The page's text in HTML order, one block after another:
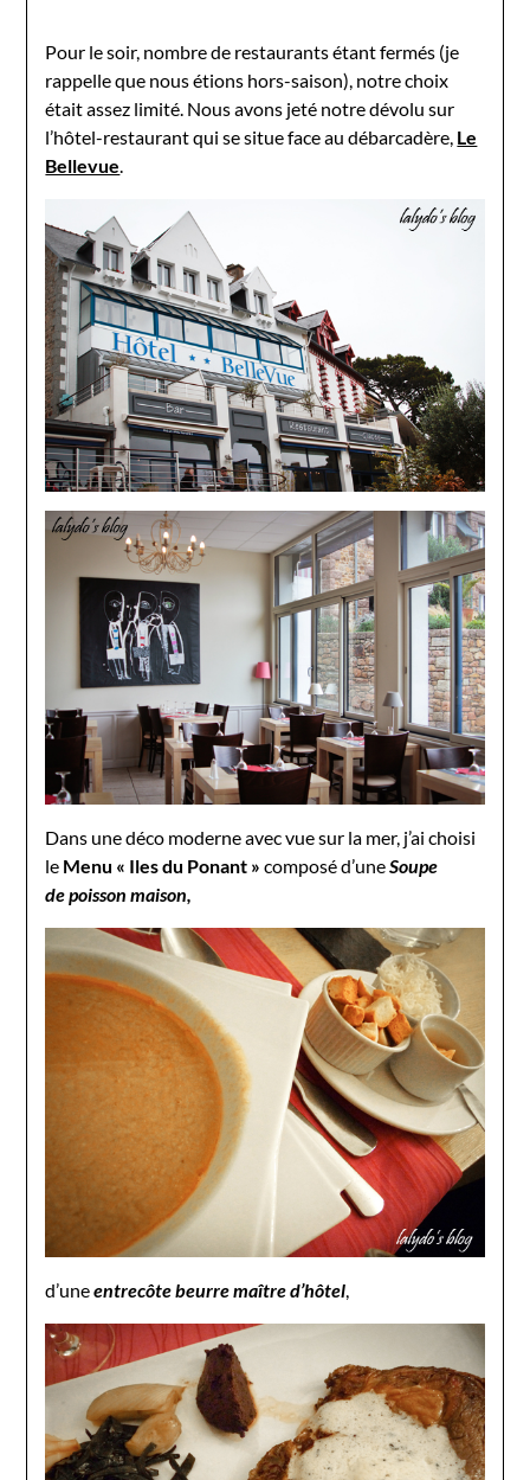
Pour le soir, nombre de restaurants étant fermés (je
rappelle que nous étions hors-saison), notre choix
était assez limité. Nous avons jeté notre dévolu sur
l’hôtel-restaurant qui se situe face au débarcadère, Le
Bellevue.
Dans une déco moderne avec vue sur la mer, j’ai choisi
le Menu « Iles du Ponant » composé d’uneSoupe
de poisson maison,
d’uneentrecôte beurre maître d’hôtel,